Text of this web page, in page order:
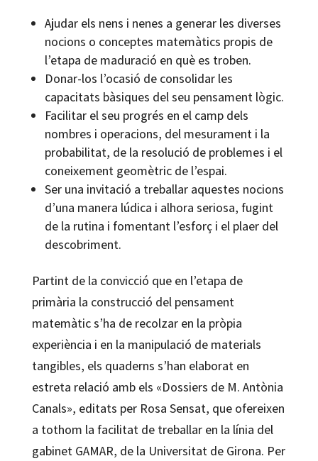
Ajudar els nens i nenes a generar les diverses
nocions o conceptes matemàtics propis de
l’etapa de maduració en què es troben.
Donar-los l’ocasió de consolidar les
capacitats bàsiques del seu pensament lògic.
Facilitar el seu progrés en el camp dels
nombres i operacions, del mesurament i la
probabilitat, de la resolució de problemes i el
coneixement geomètric de l’espai.
Ser una invitació a treballar aquestes nocions
d’una manera lúdica i alhora seriosa, fugint
de la rutina i fomentant l’esforç i el plaer del
descobriment.
Partint de la convicció que en l’etapa de
primària la construcció del pensament
matemàtic s’ha de recolzar en la pròpia
experiència i en la manipulació de materials
tangibles, els quaderns s’han elaborat en
estreta relació amb els «Dossiers de M. Antònia
Canals», editats per Rosa Sensat, que ofereixen
a tothom la facilitat de treballar en la línia del
gabinet GAMAR, de la Universitat de Girona. Per